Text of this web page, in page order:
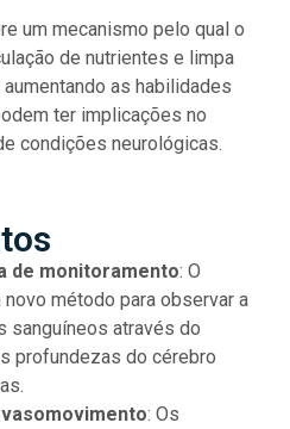
um mecanismo pelo qual o
de nutrientes e limpa
as habilidades
ter implicações no
condições neurológicas.
de monitoramento: O
método para observar a
sanguíneos através do
profundezas do cérebro
: Os